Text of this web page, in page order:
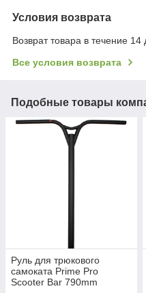
Условия возврата
Возврат товара в течение 14
Все условия возврата
Подобные товары
Руль для трюкового
самоката Prime Pro
Scooter Bar 790mm